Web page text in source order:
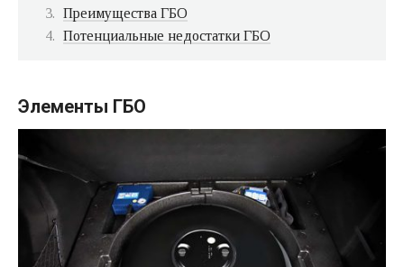
Преимущества ГБО
Потенциальные недостатки ГБО
Элементы ГБО